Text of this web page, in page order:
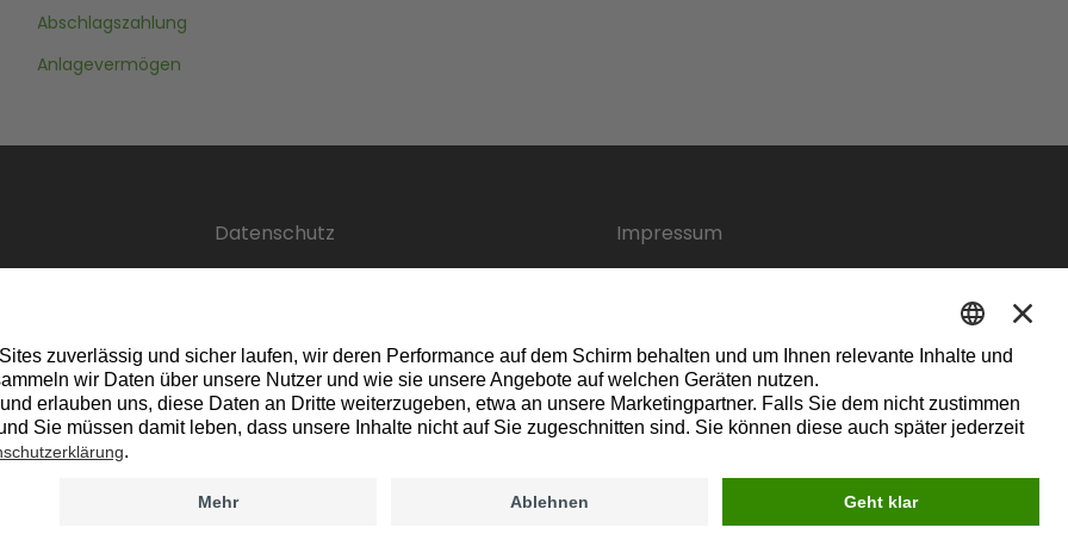
Abschlagszahlung
Anlagevermögen
Datenschutz Impressum